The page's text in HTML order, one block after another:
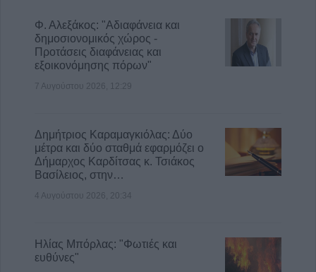
Φ. Αλεξάκος: "Αδιαφάνεια και
δημοσιονομικός χώρος -
Προτάσεις διαφάνειας και
εξοικονόμησης πόρων"
7 Αυγούστου 2026, 12:29
Δημήτριος Καραμαγκιόλας: Δύο
μέτρα και δύο σταθμά εφαρμόζει ο
Δήμαρχος Καρδίτσας κ. Τσιάκος
Βασίλειος, στην…
4 Αυγούστου 2026, 20:34
Ηλίας Μπόρλας: "Φωτιές και
ευθύνες"